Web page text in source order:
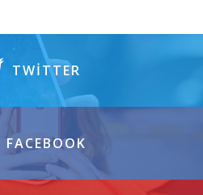
TWITTER
FACEBOOK